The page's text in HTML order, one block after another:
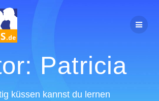
Patricia
küssen kannst du lernen